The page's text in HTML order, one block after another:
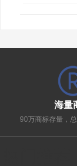
海量
90万商标存量，